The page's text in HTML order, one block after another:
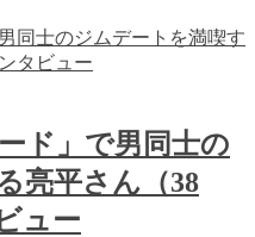
ド」で男同士の
亮平さん（38
ュー